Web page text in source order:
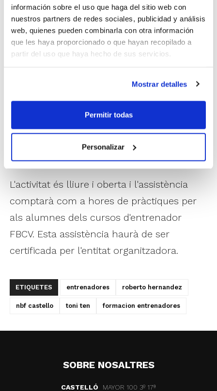
información sobre el uso que haga del sitio web con
nuestros partners de redes sociales, publicidad y análisis
web, quienes pueden combinarla con otra información
que les haya proporcionado o que hayan recopilado a
partir del uso que haya hecho de sus servicios.
Mostrar detalles
Permitir todas
Personalizar
Úbeda, Grapa.
Roberto Hernández, entrenador ajudant
del València Basket de LF Endesa, exposarà
Toni Ten, actual
entrenador del Movistar Estudiantes de
la transició, posant l'accent en la nova
L'activitat és lliure i oberta i l'assistència
comptarà com a hores de pràctiques per
als alumnes dels cursos d'entrenador
FBCV. Esta assistència haurà de ser
certificada per l'entitat organitzadora.
ETIQUETES entrenadores roberto hernandez
nbf castello toni ten formacion entrenadores
SOBRE NOSALTRES
CASTELLÓ MAYOR 100 3º 17ª